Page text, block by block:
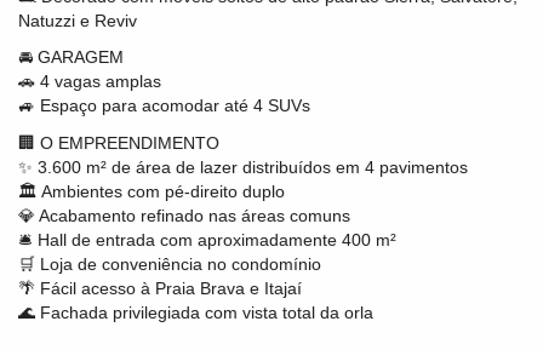
Natuzzi e Reviv
🚘 GARAGEM
🚗 4 vagas amplas
🚙 Espaço para acomodar até 4 SUVs
🏢 O EMPREENDIMENTO
✨ 3.600 m² de área de lazer distribuídos em 4 pavimentos
🏛️ Ambientes com pé-direito duplo
💎 Acabamento refinado nas áreas comuns
🛎️ Hall de entrada com aproximadamente 400 m²
🛒 Loja de conveniência no condomínio
🌴 Fácil acesso à Praia Brava e Itajaí
🌊 Fachada privilegiada com vista total da orla